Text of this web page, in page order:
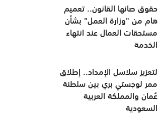
حقوق صانها القانون.. تعميم
هام من "وزارة العمل" بشأن
مستحقات العمال عند انتهاء
الخدمة
لتعزيز سلاسل الإمداد.. إطلاق
ممر لوجستي بري بين سلطنة
عُمان والمملكة العربية
السعودية